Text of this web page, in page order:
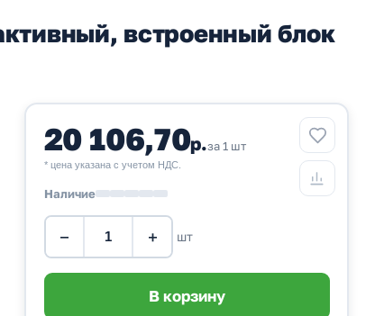
встроенный блок
20 106,70р.за 1 шт
* цена указана с учетом НДС.
Наличие
− + шт